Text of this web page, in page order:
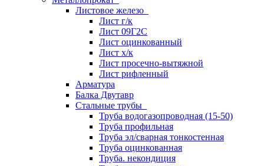
Листовое железо
Лист г/к
Лист 09Г2С
Лист оцинкованный
Лист х/к
Лист просечно-вытяжной
Лист рифленный
Арматура
Балка Двутавр
Стальные трубы
Труба водогазопроводная (15-50)
Труба профильная
Труба эл/сварная тонкостенная
Труба оцинкованная
Труба. некондиция